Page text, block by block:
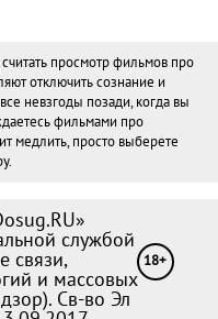
просмотр фильмов про
отключить сознание и
невзгоды позади, когда вы
фильмами про
медлить, просто выберете
службой
связи,
и массовых
Св-во Эл
18+